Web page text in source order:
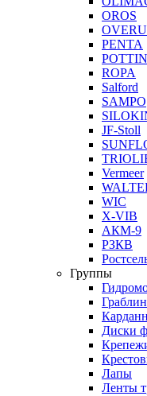
OROS
PENTA
ROPA
Salford
SAMPO
JF-Stoll
Vermeer
WIC
X-VIB
АКМ-9
РЗКВ
Группы
Диски
Лапы
Ленты